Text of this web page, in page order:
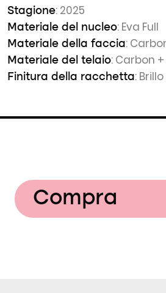
Stagione: 2025
Materiale del nucleo: Eva Full
Materiale della faccia:
Materiale del telaio: Carbon
Finitura della racchetta: Brillo
Compra